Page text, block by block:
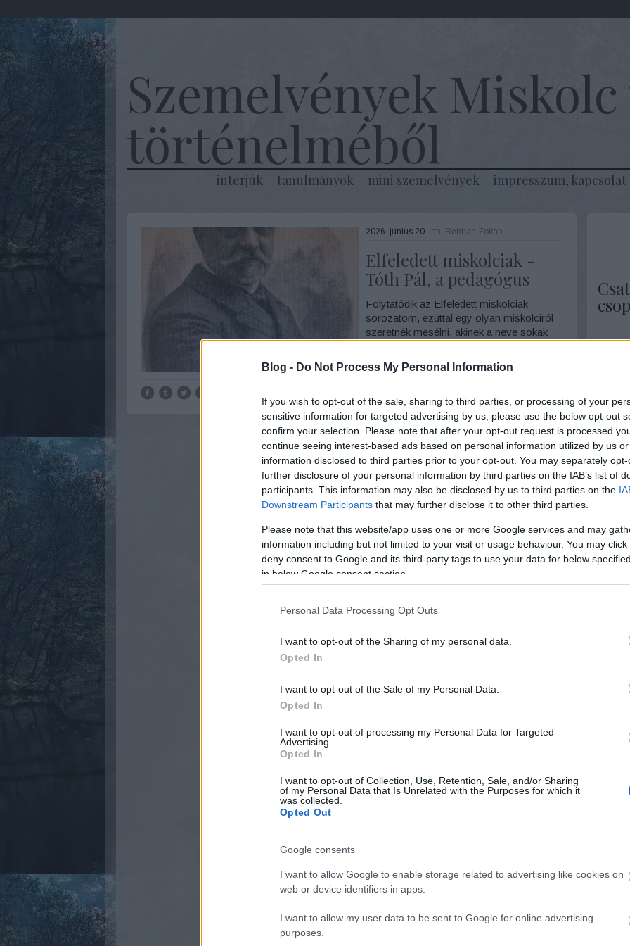
Blog - Do Not Process My Personal Information
If you wish to opt-out of the sale, sharing to third parties, or processing of your
sensitive information for targeted advertising by us, please use the below opt-out
confirm your selection. Please note that after your opt-out request is processed
continue seeing interest-based ads based on personal information utilized by us
information disclosed to third parties prior to your opt-out. You may separately
further disclosure of your personal information by third parties on the IAB’s list of
participants. This information may also be disclosed by us to third parties on the
Downstream Participants that may further disclose it to other third parties.
Please note that this website/app uses one or more Google services and may
information including but not limited to your visit or usage behaviour. You may
deny consent to Google and its third-party tags to use your data for below
in below Google consent section.
Personal Data Processing Opt Outs
I want to opt-out of the Sharing of my personal data.
Opted In
I want to opt-out of the Sale of my Personal Data.
Opted In
I want to opt-out of processing my Personal Data for Targeted
Advertising.
Opted In
I want to opt-out of Collection, Use, Retention, Sale, and/or Sharing
of my Personal Data that Is Unrelated with the Purposes for which it
was collected.
Opted Out
Google consents
I want to allow Google to enable storage related to advertising like cookies on
web or device identifiers in apps.
I want to allow my user data to be sent to Google for online advertising
purposes.
Szemelvények
történelméből
interjúk tanulmányok mini szemelvények impresszum, kapcsolat
2026. június 20. írta: Reiman Zoltán
Elfeledett miskolciak -
Tóth Pál, a pedagógus
Folytatódik az Elfeledett miskolciak
sorozatom, ezúttal egy olyan miskolciról
szeretnék mesélni, akinek a neve sokak
és munkássága ma már kevésbé ismert.
Tóth Pál tanár, iskolaigazgató, újságíró,
végi Miskolc egyik…
2026
2026
2026
2026
2026
2026
2026
2025
Tovább
A
A
A
A
Az
Tíz
Tíz